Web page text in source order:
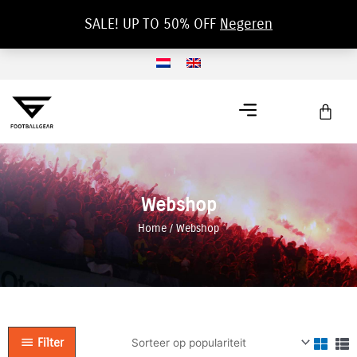
SALE! UP TO 50% OFF Negeren
de
Webshop
Home/Webshop
Filter